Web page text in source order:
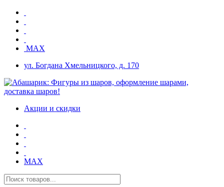
MAX
ул. Богдана Хмельницкого, д. 170
Акции и скидки
MAX